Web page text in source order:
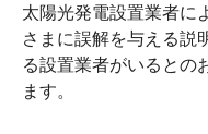
太陽光発電設置業者に
さまに誤解を与える説
る設置業者がいるとの
ます。